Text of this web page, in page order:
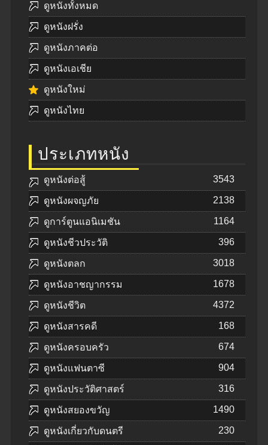
ดูหนังทั้งหมด
ดูหนังฝรั่ง
ดูหนังภาคต่อ
ดูหนังเอเชีย
ดูหนังใหม่
ดูหนังไทย
ประเภทหนัง
ดูหนังต่อสู้ 3543
ดูหนังผจญภัย 2138
ดูการ์ตูนแอนิเมชัน 1164
ดูหนังชีวประวัติ 396
ดูหนังตลก 3018
ดูหนังอาชญากรรม 1678
ดูหนังชีวิต 4372
ดูหนังสารคดี 168
ดูหนังครอบครัว 674
ดูหนังแฟนตาซี 904
ดูหนังประวัติศาสตร์ 316
ดูหนังสยองขวัญ 1490
ดูหนังเกี่ยวกับดนตรี 230